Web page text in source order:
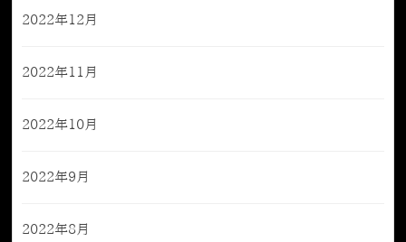
2022年12月
2022年11月
2022年10月
2022年9月
2022年8月